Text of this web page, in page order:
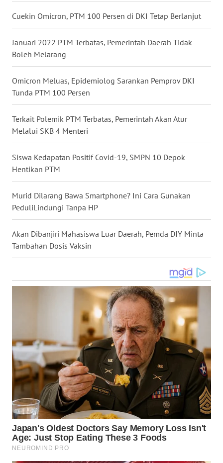
Cuekin Omicron, PTM 100 Persen di DKI Tetap Berlanjut
Januari 2022 PTM Terbatas, Pemerintah Daerah Tidak
Boleh Melarang
Omicron Meluas, Epidemiolog Sarankan Pemprov DKI
Tunda PTM 100 Persen
Terkait Polemik PTM Terbatas, Pemerintah Akan Atur
Melalui SKB 4 Menteri
Siswa Kedapatan Positif Covid-19, SMPN 10 Depok
Hentikan PTM
Murid Dilarang Bawa Smartphone? Ini Cara Gunakan
PeduliLindungi Tanpa HP
Akan Dibanjiri Mahasiswa Luar Daerah, Pemda DIY Minta
Tambahan Dosis Vaksin
WN
WN
WN
SUMSEL
WN
BENGKULU
WN
LAMPUNG
WN
JATENG
WN
NUSANTARA
JOGJA
WN
BALI
WN
KALBAR
WN
KALTENG